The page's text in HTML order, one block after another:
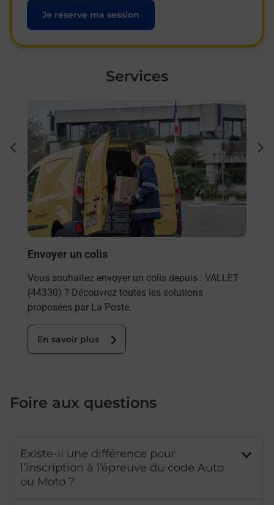
Je réserve ma session
Services
La
En savoir plus
Envoyer un colis
Vous souhaitez envoyer un colis depuis : VALLET
(44330) ? Découvrez toutes les solutions
proposées par La Poste.
En savoir plus
Foire aux questions
Existe-il une différence pour
l’inscription à l’épreuve du code Auto
ou Moto ?